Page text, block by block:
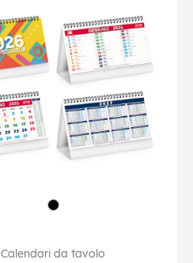
Calendari da tavolo